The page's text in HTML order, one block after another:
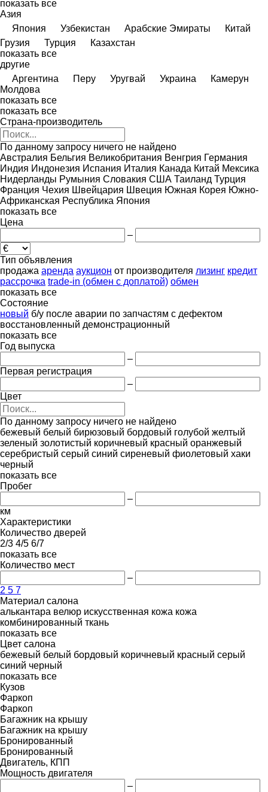
показать все
Азия
Япония
Узбекистан Арабские Эмираты
Китай
Грузия
Турция
Казахстан
показать все
другие
Аргентина
Перу Уругвай Украина
Камерун
Молдова
показать все
показать все
Страна-производитель
По данному запросу ничего не найдено
Австралия Бельгия Великобритания Венгрия Германия
Индия Индонезия Испания Италия Канада Китай Мексика
Нидерланды Румыния Словакия США Таиланд Турция
Франция Чехия Швейцария Швеция Южная Корея Южно-
Африканская Республика Япония
показать все
Цена
–
Тип объявления
продажа аренда аукцион от производителя лизинг кредит
рассрочка trade-in (обмен с доплатой) обмен
показать все
Состояние
новый б/у после аварии по запчастям с дефектом
восстановленный демонстрационный
показать все
Год выпуска
–
Первая регистрация
–
Цвет
По данному запросу ничего не найдено
бежевый белый бирюзовый бордовый голубой желтый
зеленый золотистый коричневый красный оранжевый
серебристый серый синий сиреневый фиолетовый хаки
черный
показать все
Пробег
–
км
Характеристики
Количество дверей
2/3 4/5 6/7
показать все
Количество мест
–
2 5 7
Материал салона
алькантара велюр искусственная кожа кожа
комбинированный ткань
показать все
Цвет салона
бежевый белый бордовый коричневый красный серый
синий черный
показать все
Кузов
Фаркоп
Фаркоп
Багажник на крышу
Багажник на крышу
Бронированный
Бронированный
Двигатель, КПП
Мощность двигателя
–